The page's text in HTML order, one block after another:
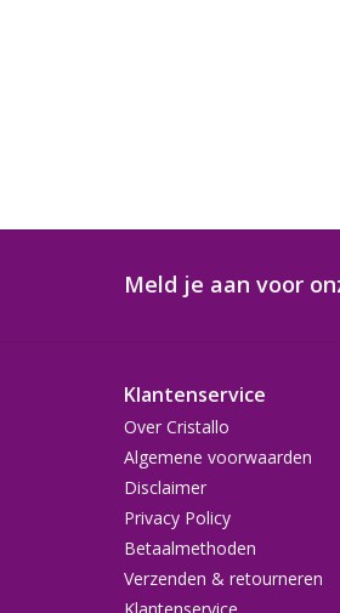
Meld je aan voor
Klantenservice
Over Cristallo
Algemene voorwaarden
Disclaimer
Privacy Policy
Betaalmethoden
Verzenden & retourneren
Klantenservice